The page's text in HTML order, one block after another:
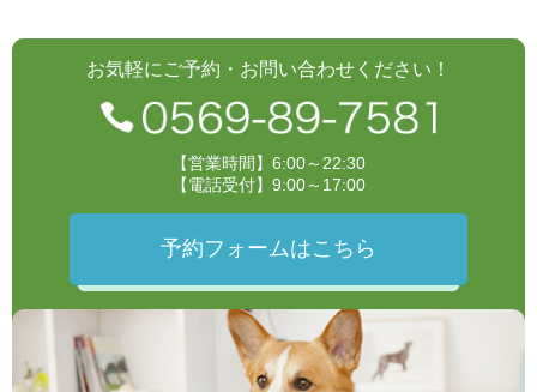
お気軽にご予約・お問い合わせください！
【営業時間】6:00～22:30
【電話受付】9:00～17:00
予約フォームはこちら